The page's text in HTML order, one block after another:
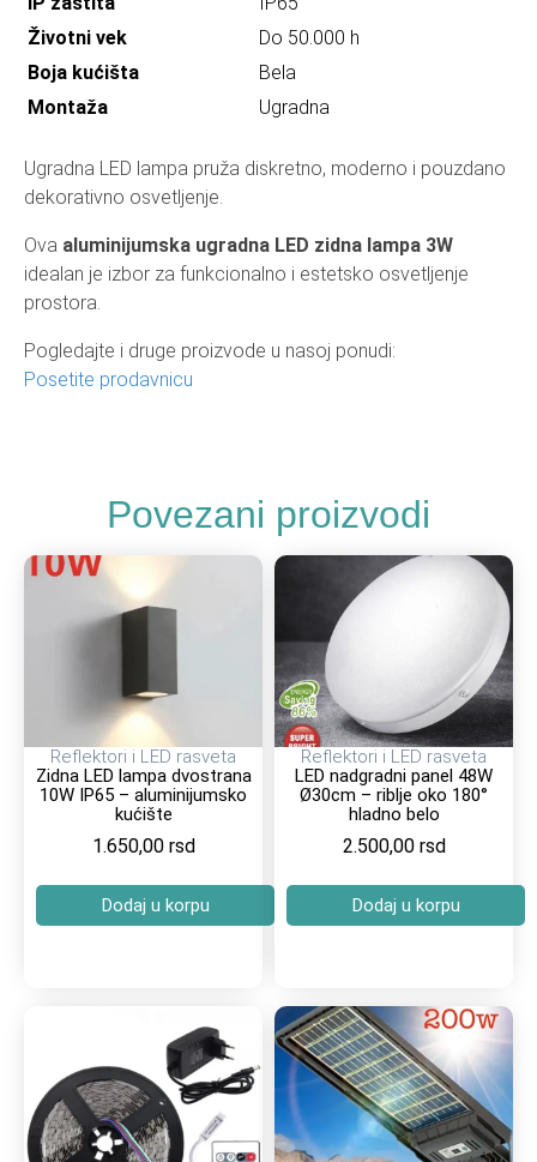
Životni vek
Do 50.000 h
Boja kućišta
Bela
Montaža
Ugradna
Ugradna LED lampa pruža diskretno, moderno i pouzdano
dekorativno osvetljenje.
Ova aluminijumska ugradna LED zidna lampa 3W
idealan je izbor za funkcionalno i estetsko osvetljenje
prostora.
Pogledajte i druge proizvode u nasoj ponudi:
Posetite prodavnicu
Povezani proizvodi
Reflektori i LED rasveta
Zidna LED lampa dvostrana
10W IP65 – aluminijumsko
kućište
1.650,00 rsd
Dodaj u korpu
Reflektori i LED rasveta
LED nadgradni panel 48W
Ø30cm – riblje oko 180°
hladno belo
2.500,00 rsd
Dodaj u korpu